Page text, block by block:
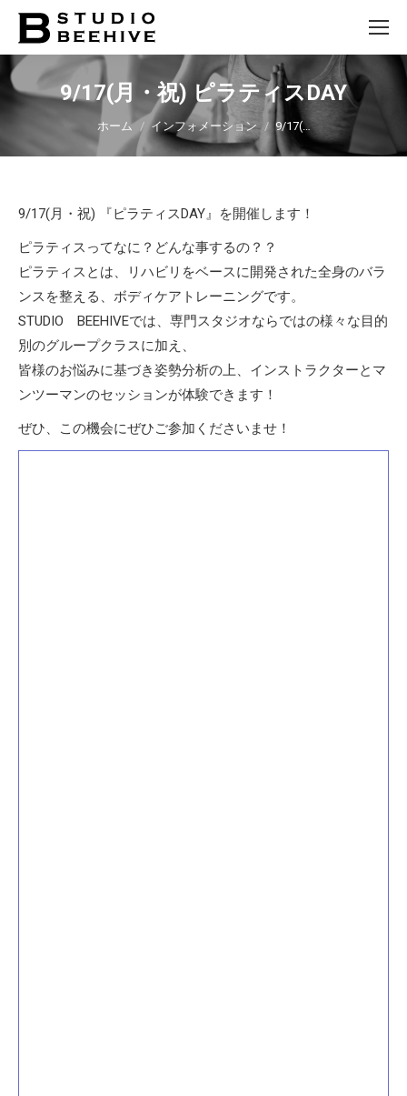
9/17(月・祝) ピラティスDAY
ホーム インフォメーション 9/17(…
9/17(月・祝) 『ピラティスDAY』を開催します！
ピラティスってなに？どんな事するの？？
ピラティスとは、リハビリをベースに開発された全身のバラ
ンスを整える、ボディケアトレーニングです。
STUDIO BEEHIVEでは、専門スタジオならではの様々な目的
別のグループクラスに加え、
皆様のお悩みに基づき姿勢分析の上、インストラクターとマ
ンツーマンのセッションが体験できます！
ぜひ、この機会にぜひご参加くださいませ！